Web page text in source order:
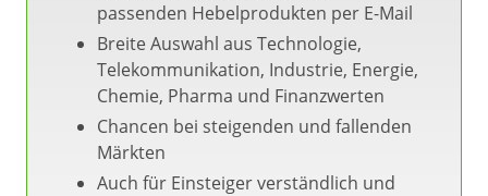
passenden Hebelprodukten per E-Mail
Breite Auswahl aus Technologie,
Telekommunikation, Industrie, Energie,
Chemie, Pharma und Finanzwerten
Chancen bei steigenden und fallenden
Märkten
Auch für Einsteiger verständlich und